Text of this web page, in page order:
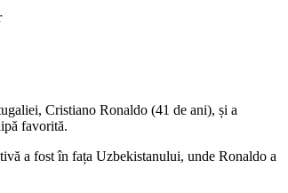
Cristiano Ronaldo (41 de ani), și a
favorită.
a fost în fața Uzbekistanului, unde Ronaldo a